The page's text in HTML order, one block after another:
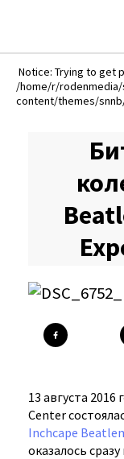
Notice: Trying to get
/home/r/
content/themes/
13 августа
Center
Inchcape
оказалось